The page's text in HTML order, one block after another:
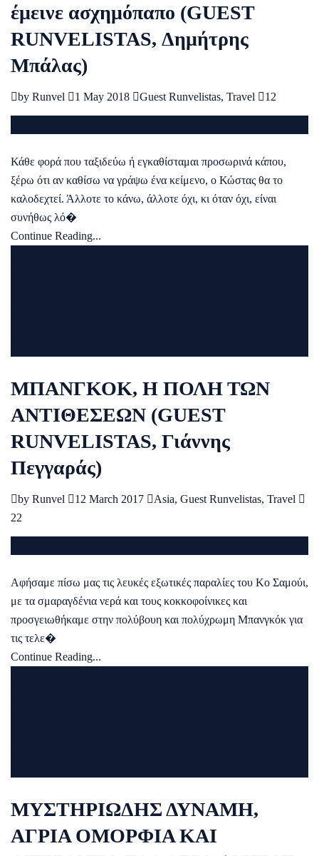
έμεινε ασχημόπαπο (GUEST
RUNVELISTAS, Δημήτρης
Μπάλας)
by Runvel 1 May 2018 Guest Runvelistas, Travel 12
Κάθε φορά που ταξιδεύω ή εγκαθίσταμαι προσωρινά κάπου,
ξέρω ότι αν καθίσω να γράψω ένα κείμενο, ο Κώστας θα το
καλοδεχτεί. Άλλοτε το κάνω, άλλοτε όχι, κι όταν όχι, είναι
συνήθως λό�
Continue Reading...
ΜΠΑΝΓΚΟΚ, Η ΠΟΛΗ ΤΩΝ
ΑΝΤΙΘΕΣΕΩΝ (GUEST
RUNVELISTAS, Γιάννης
Πεγγαράς)
by Runvel 12 March 2017 Asia, Guest Runvelistas, Travel
22
Αφήσαμε πίσω μας τις λευκές εξωτικές παραλίες του Κο Σαμούι,
με τα σμαραγδένια νερά και τους κοκκοφοίνικες και
προσγειωθήκαμε στην πολύβουη και πολύχρωμη Μπανγκόκ για
τις τελε�
Continue Reading...
ΜΥΣΤΗΡΙΩΔΗΣ ΔΥΝΑΜΗ,
ΑΓΡΙΑ ΟΜΟΡΦΙΑ ΚΑΙ